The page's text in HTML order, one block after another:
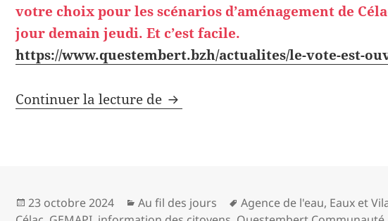
votre choix pour les scénarios d’aménagement de
jour demain jeudi. Et c’est facile.
https://www.questembert.bzh/actualites/le-vote-est-
Continuer la lecture de Mise au point sur mise au point
Publié
23 octobre 2024 Catégories
Au fil des jours
Mots-
Agence de l'eau, Eaux et